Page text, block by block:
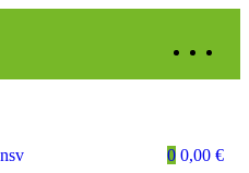
0 0,00 €